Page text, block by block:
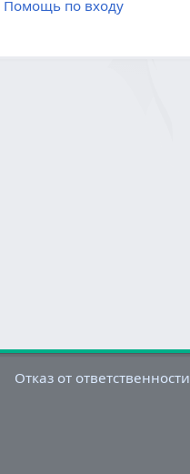
Помощь по входу
Отказ от ответственности